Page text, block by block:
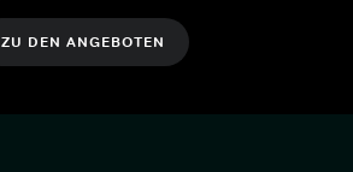
ZU DEN ANGEBOTEN